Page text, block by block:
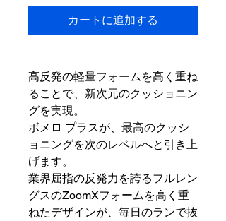
カートに追加する
高反発の軽量フォームを高く重ね
ることで、新次元のクッショニン
グを実現。
ボメロ プラスが、最高のクッシ
ョニングを次のレベルへと引き上
げます。
業界屈指の反発力を誇るフルレン
グスのZoomXフォームを高く重
ねたデザインが、毎日のランで抜